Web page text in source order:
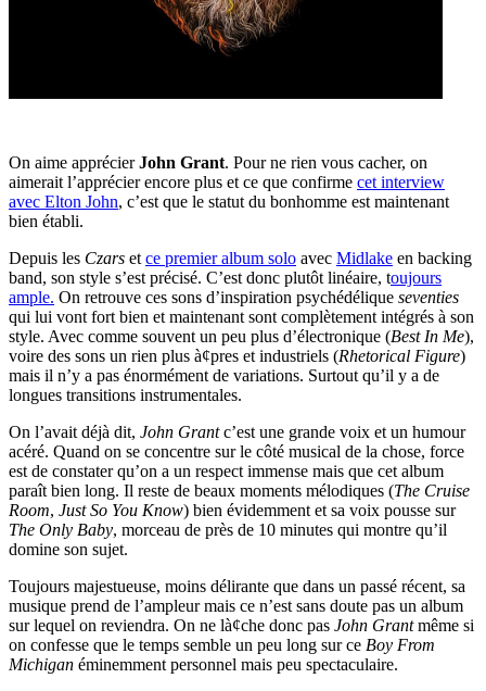
On aime apprécierJohn Grant. Pour ne rien vous cacher, on
aimerait l’apprécier encore plus et ce que confirme cet interview
avec Elton John, c’est que le statut du bonhomme est maintenant
bien établi.
Depuis les Czars et ce premier album solo avec Midlake en backing
band, son style s’est précisé. C’est donc plutôt linéaire, toujours
ample. On retrouve ces sons d’inspiration psychédélique seventies
qui lui vont fort bien et maintenant sont complètement intégrés à son
style. Avec comme souvent un peu plus d’électronique (Best In Me),
voire des sons un rien plus à¢pres et industriels (Rhetorical Figure)
mais il n’y a pas énormément de variations. Surtout qu’il y a de
longues transitions instrumentales.
On l’avait déjà dit, John Grantc’est une grande voix et un humour
acéré. Quand on se concentre sur le côté musical de la chose, force
est de constater qu’on a un respect immense mais que cet album
paraît bien long. Il reste de beaux moments mélodiques (The Cruise
Room, Just So You Know) bien évidemment et sa voix pousse sur
The Only Baby, morceau de près de 10 minutes qui montre qu’il
domine son sujet.
Toujours majestueuse, moins délirante que dans un passé récent, sa
musique prend de l’ampleur mais ce n’est sans doute pas un album
sur lequel on reviendra. On ne là¢che donc pas John Grantmême si
on confesse que le temps semble un peu long sur ce Boy From
Michigan éminemment personnel mais peu spectaculaire.